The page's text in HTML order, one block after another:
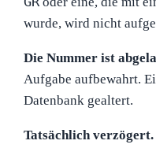
wurde, wird nicht
Die Nummer ist
Aufgabe aufbewahrt.
Datenbank gealtert.
Tatsächlich verzögert.